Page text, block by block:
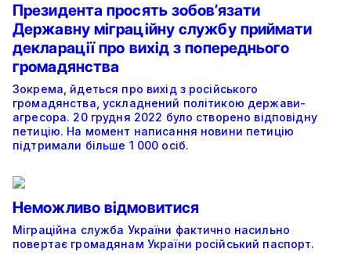
Президента просять зобов’язати
Державну міграційну службу приймати
декларації про вихід з попереднього
громадянства
Зокрема, йдеться про вихід з російського
громадянства, ускладнений політикою держави-
агресора. 20 грудня 2022 було створено відповідну
петицію. На момент написання новини петицію
підтримали більше 1 000 осіб.
Неможливо відмовитися
Міграційна служба України фактично насильно
повертає громадянам України російський паспорт.